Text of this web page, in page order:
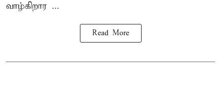
வாழ்கிறார ...
Read More